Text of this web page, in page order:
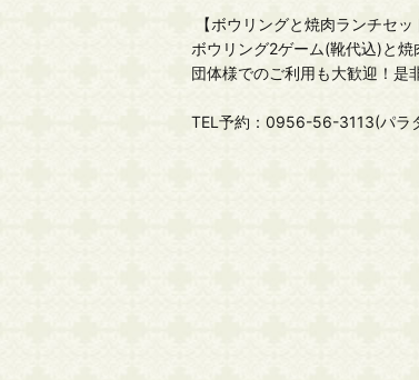
【ボウリングと焼肉ランチセ
ボウリング2ゲーム(靴代込)と
団体様でのご利用も大歓迎！是
TEL予約：0956-56-3113(パラ